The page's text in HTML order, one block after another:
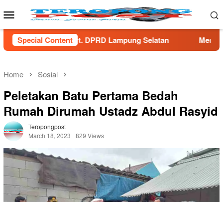
to
Mobile
Menu
Special Content
Lampung Selatan Menaker Yassierli Dorong
Home Sosial
Peletakan Batu Pertama Bedah
Rumah Dirumah Ustadz Abdul Rasyid
Teropongpost
March 18, 2023
829 Views